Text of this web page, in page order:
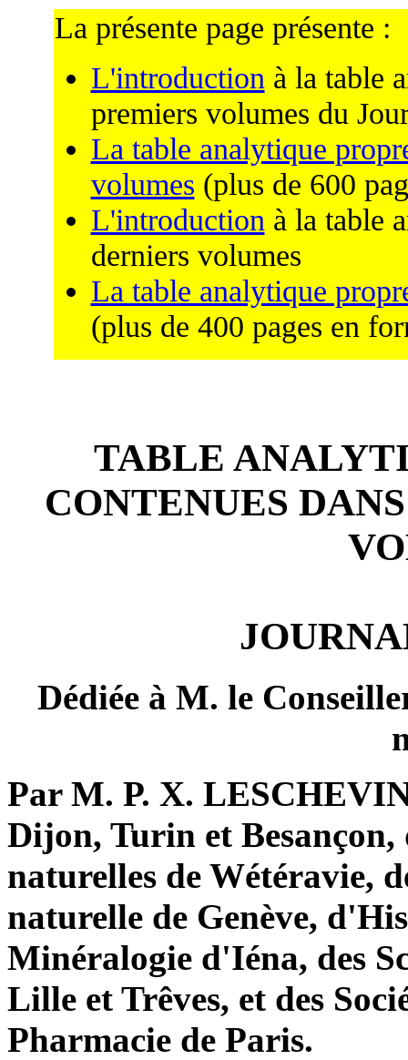
La présente page présente :
L'introduction à la table
premiers volumes du
La table analytique
volumes (plus de 600
L'introduction à la table
derniers volumes
La table analytique
(plus de 400 pages en
TABLE
CONTENUES
Dédiée à M. le
Par M. P. X.
Dijon, Turin et Besançon,
naturelles de Wétéravie,
naturelle de Genève,
Minéralogie d'Iéna, des
Lille et Trêves, et des
Pharmacie de Paris.